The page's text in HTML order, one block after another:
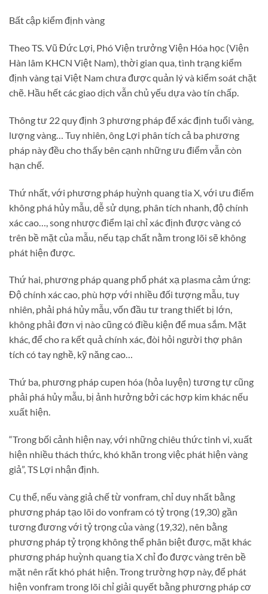
Bất cập kiểm định vàng
Theo TS. Vũ Đức Lợi, Phó Viện trưởng Viện Hóa học (Viện
Hàn lâm KHCN Việt Nam), thời gian qua, tình trạng kiểm
định vàng tại Việt Nam chưa được quản lý và kiểm soát chặt
chẽ. Hầu hết các giao dịch vẫn chủ yếu dựa vào tín chấp.
Thông tư 22 quy định 3 phương pháp để xác định tuổi vàng,
lượng vàng… Tuy nhiên, ông Lợi phân tích cả ba phương
pháp này đều cho thấy bên cạnh những ưu điểm vẫn còn
hạn chế.
Thứ nhất, với phương pháp huỳnh quang tia X, với ưu điểm
không phá hủy mẫu, dễ sử dụng, phân tích nhanh, độ chính
xác cao…, song nhược điểm lại chỉ xác định được vàng có
trên bề mặt của mẫu, nếu tạp chất nằm trong lõi sẽ không
phát hiện được.
Thứ hai, phương pháp quang phổ phát xạ plasma cảm ứng:
Độ chính xác cao, phù hợp với nhiều đối tượng mẫu, tuy
nhiên, phải phá hủy mẫu, vốn đầu tư trang thiết bị lớn,
không phải đơn vị nào cũng có điều kiện để mua sắm. Mặt
khác, để cho ra kết quả chính xác, đòi hỏi người thợ phân
tích có tay nghề, kỹ năng cao…
Thứ ba, phương pháp cupen hóa (hỏa luyện) tương tự cũng
phải phá hủy mẫu, bị ảnh hưởng bởi các hợp kim khác nếu
xuất hiện.
“Trong bối cảnh hiện nay, với những chiêu thức tinh vi, xuất
hiện nhiều thách thức, khó khăn trong việc phát hiện vàng
giả”, TS Lợi nhận định.
Cụ thể, nếu vàng giả chế từ vonfram, chỉ duy nhất bằng
phương pháp tạo lõi do vonfram có tỷ trọng (19,30) gần
tương đương với tỷ trọng của vàng (19,32), nên bằng
phương pháp tỷ trọng không thể phân biệt được, mặt khác
phương pháp huỳnh quang tia X chỉ đo được vàng trên bề
mặt nên rất khó phát hiện. Trong trường hợp này, để phát
hiện vonfram trong lõi chỉ giải quyết bằng phương pháp cơ